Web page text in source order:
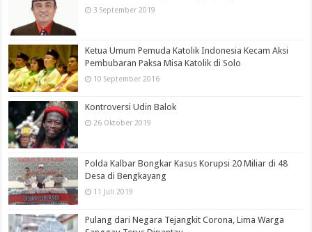
3 September 2019
Ketua Umum Pemuda Katolik Indonesia Kecam Aksi
Pembubaran Paksa Misa Katolik di Solo
10 September 2016
Kontroversi Udin Balok
26 Oktober 2019
Polda Kalbar Bongkar Kasus Korupsi 20 Miliar di 48
Desa di Bengkayang
11 Juli 2019
Pulang dari Negara Tejangkit Corona, Lima Warga